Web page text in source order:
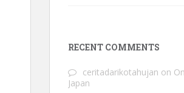
RECENT COMMENTS
ceritadarikotahujan on
Japan